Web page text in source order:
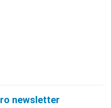
newsletter